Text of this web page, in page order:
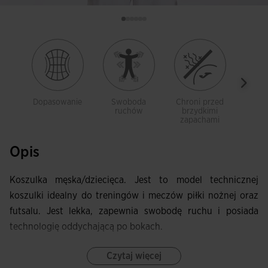
Dopasowanie
Swoboda
ruchów
Chroni przed
brzydkimi
zapachami
Opis
Koszulka męska/dziecięca. Jest to model technicznej
koszulki idealny do treningów i meczów piłki nożnej oraz
futsalu. Jest lekka, zapewnia swobodę ruchu i posiada
technologię oddychającą po bokach.
Posiada dekolt w kształcie litery V z elastyczną taśmą
Czytaj więcej